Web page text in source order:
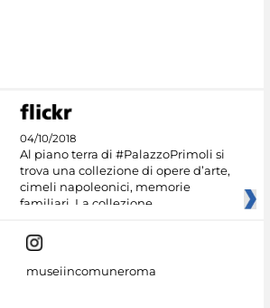
04/10/2018
Al piano terra di #PalazzoPrimoli si
trova una collezione di opere d’arte,
cimeli napoleonici, memorie
familiari. La collezione
museiincomuneroma